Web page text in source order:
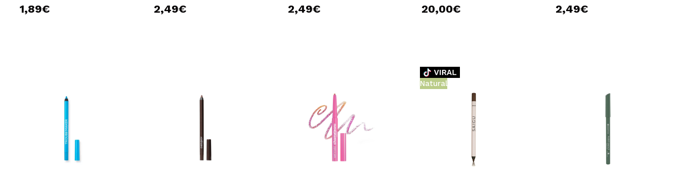
1,89€ 2,49€ 2,49€ 20,00€ 2,49€
Natural